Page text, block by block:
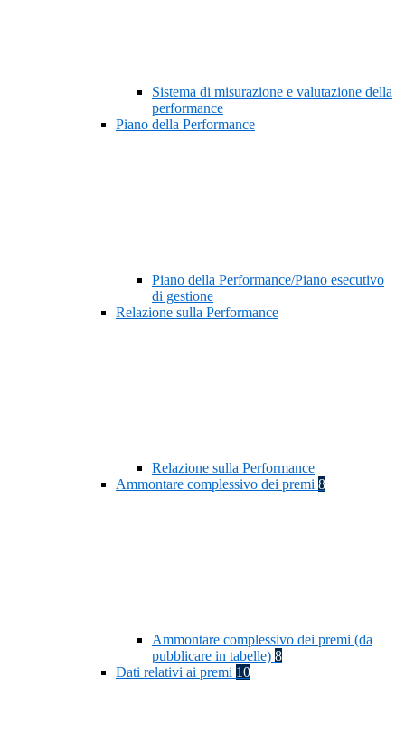
Sistema di misurazione e valutazione della
performance
Piano della Performance
Piano della Performance/Piano esecutivo
di gestione
Relazione sulla Performance
Relazione sulla Performance
Ammontare complessivo dei premi 8
Ammontare complessivo dei premi (da
pubblicare in tabelle) 8
Dati relativi ai premi 10